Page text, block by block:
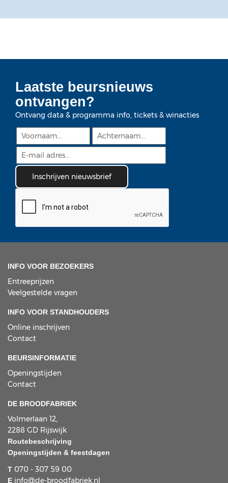
Laatste beursnieuws
ontvangen?
Ontvang data & programma info, tickets & winacties
INFO VOOR BEZOEKERS
Entreeprijzen
Veelgestelde vragen
INFO VOOR STANDHOUDERS
Online inschrijven
Contact
BEURSINFORMATIE
Openingstijden
Contact
DE BROODFABRIEK
Volmerlaan 12,
2288 GD Rijswijk
Routebeschrijving
Openingstijden & feestdagen
T 070 - 307 59 00
E info@de-broodfabriek.nl